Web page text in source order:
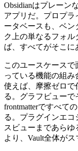
Obsidianはプレーン
アプリだ。プロプ
ータベースも、ベン
ク上の単なるフォ
ば、すべてがそこに
このユースケース
っている機能の組み
使えば、摩擦ゼロで
る。グラフビュー
frontmatterですべて
る。プラグインエコ
スビューまであらゆ
より、Vault全体が